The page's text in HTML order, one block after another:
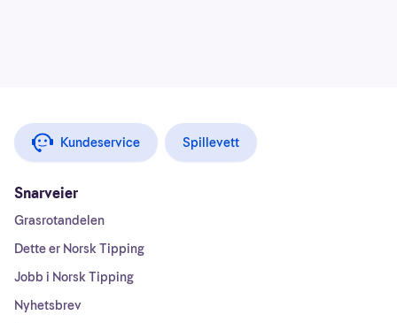
Kundeservice Spillevett
Snarveier
Grasrotandelen
Dette er Norsk Tipping
Jobb i Norsk Tipping
Nyhetsbrev